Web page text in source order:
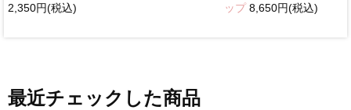
2,350円(税込)
ップ8,650円(税込)
最近チェックした商品